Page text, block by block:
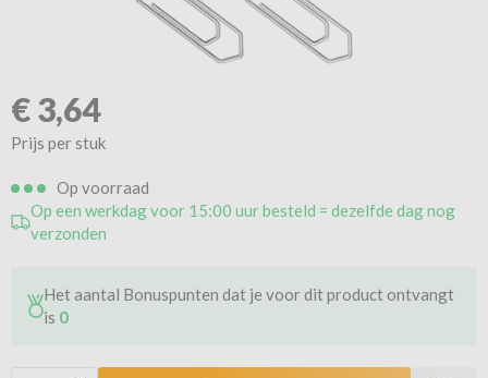
€3,64
Prijs per stuk
Op voorraad
Op een werkdag voor 15:00 uur besteld = dezelfde dag nog
verzonden
Het aantal Bonuspunten dat je voor dit product ontvangt
is 0